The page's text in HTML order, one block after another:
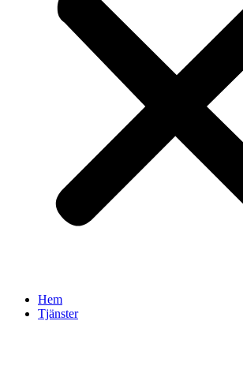
Hem
Tjänster